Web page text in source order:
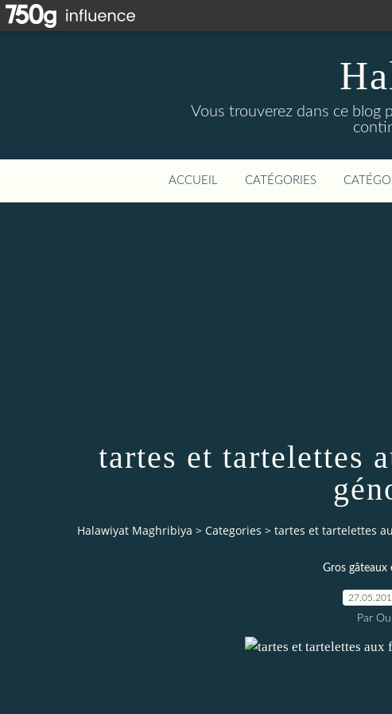
Vous trouverez dans ce blog
ACCUEIL CATÉGORIES
tartes et tartelettes
Halawiyat Maghribiya > Categories > tartes et tartelettes
Gros gâteaux
Par